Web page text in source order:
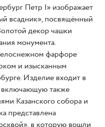
Петр I» изображает
всадник», посвящённый
декор чашки
монумента.
фарфоре
и изысканным
Изделие входит в
включающую также
Казанского собора и
представлена